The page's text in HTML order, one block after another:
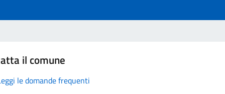
il comune
le domande frequenti